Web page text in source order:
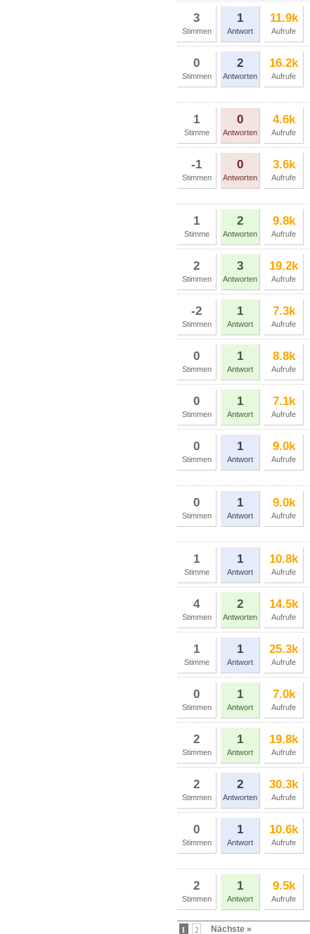
3
Stimmen
1
Antwort
11.9k
Aufrufe
0
Stimmen
2
Antworten
16.2k
Aufrufe
1
Stimme
0
Antworten
4.6k
Aufrufe
-1
Stimmen
0
Antworten
3.6k
Aufrufe
1
Stimme
2
Antworten
9.8k
Aufrufe
2
Stimmen
3
Antworten
19.2k
Aufrufe
-2
Stimmen
1
Antwort
7.3k
Aufrufe
0
Stimmen
1
Antwort
8.8k
Aufrufe
0
Stimmen
1
Antwort
7.1k
Aufrufe
0
Stimmen
1
Antwort
9.0k
Aufrufe
0
Stimmen
1
Antwort
9.0k
Aufrufe
1
Stimme
1
Antwort
10.8k
Aufrufe
4
Stimmen
2
Antworten
14.5k
Aufrufe
1
Stimme
1
Antwort
25.3k
Aufrufe
0
Stimmen
1
Antwort
7.0k
Aufrufe
2
Stimmen
1
Antwort
19.8k
Aufrufe
2
Stimmen
2
Antworten
30.3k
Aufrufe
0
Stimmen
1
Antwort
10.6k
Aufrufe
2
Stimmen
1
Antwort
9.5k
Aufrufe
1 2 Nächste »